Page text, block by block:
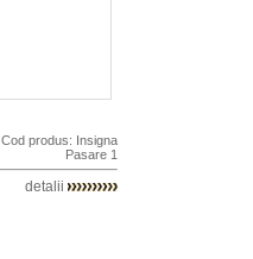
Cod produs: Insigna
Pasare 1
detalii